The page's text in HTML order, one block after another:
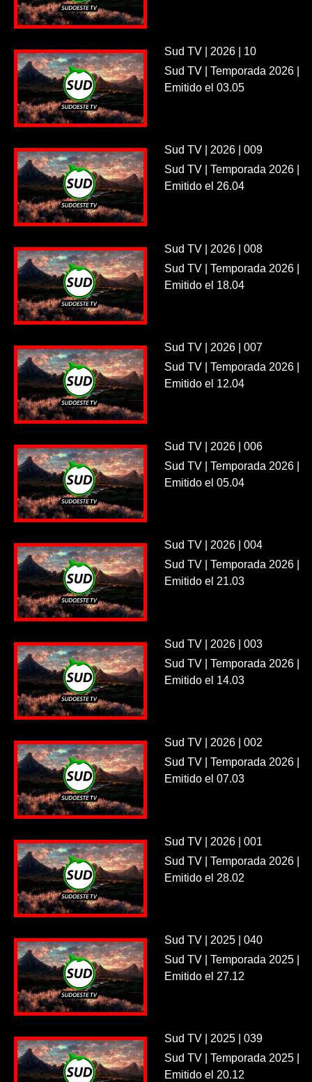
Sud TV | 2026 | 10
Sud TV | Temporada 2026 |
Emitido el 03.05
Sud TV | 2026 | 009
Sud TV | Temporada 2026 |
Emitido el 26.04
Sud TV | 2026 | 008
Sud TV | Temporada 2026 |
Emitido el 18.04
Sud TV | 2026 | 007
Sud TV | Temporada 2026 |
Emitido el 12.04
Sud TV | 2026 | 006
Sud TV | Temporada 2026 |
Emitido el 05.04
Sud TV | 2026 | 004
Sud TV | Temporada 2026 |
Emitido el 21.03
Sud TV | 2026 | 003
Sud TV | Temporada 2026 |
Emitido el 14.03
Sud TV | 2026 | 002
Sud TV | Temporada 2026 |
Emitido el 07.03
Sud TV | 2026 | 001
Sud TV | Temporada 2026 |
Emitido el 28.02
Sud TV | 2025 | 040
Sud TV | Temporada 2025 |
Emitido el 27.12
Sud TV | 2025 | 039
Sud TV | Temporada 2025 |
Emitido el 20.12